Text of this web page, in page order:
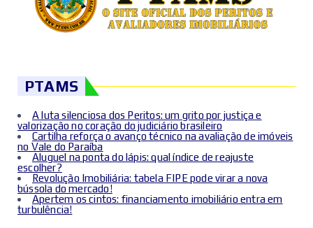
PTAMS
A luta silenciosa dos Peritos: um grito por justiça e
valorização no coração do judiciário brasileiro
Cartilha reforça o avanço técnico na avaliação de imóveis
no Vale do Paraíba
Aluguel na ponta do lápis: qual índice de reajuste
escolher?
Revolução Imobiliária: tabela FIPE pode virar a nova
bússola do mercado!
Apertem os cintos: financiamento imobiliário entra em
turbulência!